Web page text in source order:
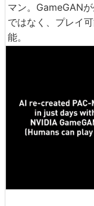
マン。GameGAN
ではなく、プレイ
能。